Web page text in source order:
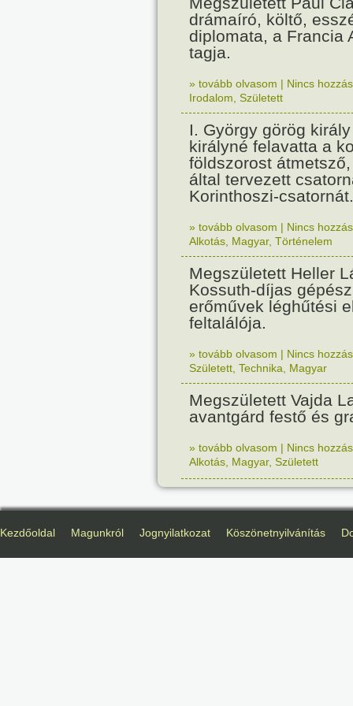
drámaíró, költő,
diplomata, a Francia
tagja.
» tovább olvasom | Nincs
Irodalom Született
I. György görög
királyné felavatta a
földszorost
által tervezett
Korinthoszi-csatornát.
» tovább olvasom | Nincs
Alkotás Magyar, Történelem
Megszületett Heller
Kossuth-díjas
erőművek léghűtési
feltalálója.
» tovább olvasom | Nincs
Született Technika Magyar
Megszületett Vajda
avantgárd festő és
» tovább olvasom | Nincs
Alkotás Magyar, Született
Kezdőoldal Magunkról Jognyilatkozat Köszönetnyilvánítás